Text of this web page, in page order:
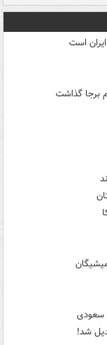
است
سعودی
شد!